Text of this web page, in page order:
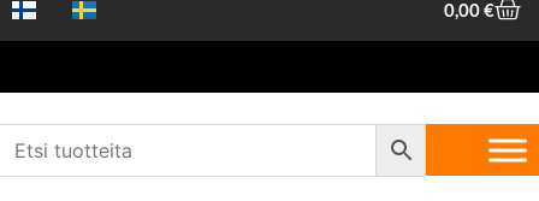
0,00€
Etusivu Piha ja metsä
Metsurin